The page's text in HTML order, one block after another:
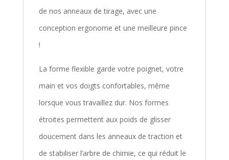
de nos anneaux de tirage, avec une
conception ergonome et une meilleure pince
!
La forme flexible garde votre poignet, votre
main et vos doigts confortables, même
lorsque vous travaillez dur. Nos formes
étroites permettent aux poids de glisser
doucement dans les anneaux de traction et
de stabiliser l’arbre de chimie, ce qui réduit le